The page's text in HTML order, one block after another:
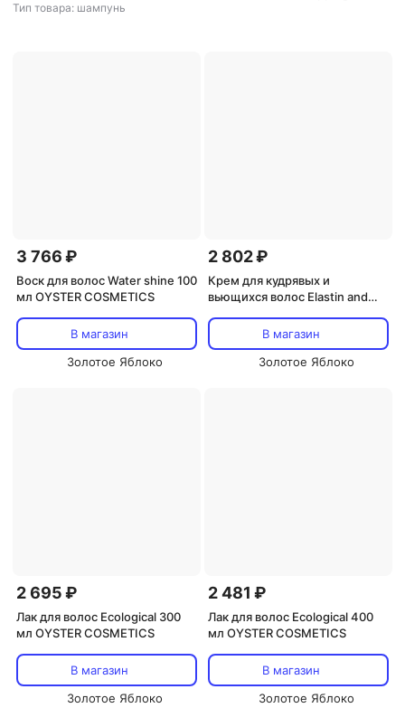
Тип товара: шампунь
3 766 ₽
Воск для волос Water shine 100
мл OYSTER COSMETICS
В магазин
Золотое Яблоко
2 802 ₽
Крем для кудрявых и
вьющихся волос Elastin and
COSMETICSВ магазин
Золотое Яблоко
2 695 ₽
Лак для волос Ecological 300
мл OYSTER COSMETICS
В магазин
Золотое Яблоко
2 481 ₽
Лак для волос Ecological 400
мл OYSTER COSMETICS
В магазин
Золотое Яблоко